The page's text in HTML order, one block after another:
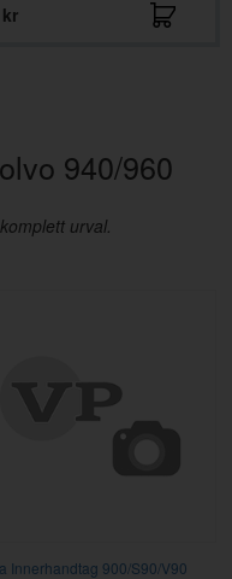
940/960
urval.
Innerhandtag 900/S90/V90